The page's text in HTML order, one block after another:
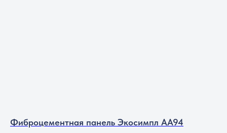
Фиброцементная панель Экосимпл АА94